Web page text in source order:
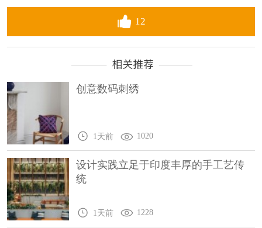
12
创意数码刺绣
1天前 1020
设计实践立足于印度丰厚的手工艺传
统
1天前 1228